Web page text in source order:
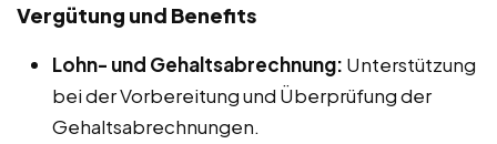
Vergütung und Benefits
Lohn- und Gehaltsabrechnung: Unterstützung
bei der Vorbereitung und Überprüfung der
Gehaltsabrechnungen.